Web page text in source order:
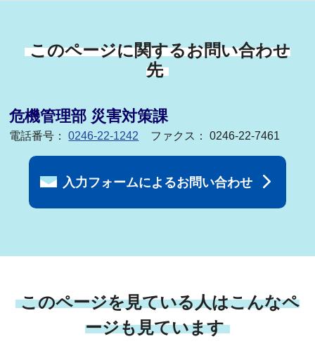
このページに関するお問い合わせ
先
危機管理部 災害対策課
電話番号：0246-22-1242 ファクス： 0246-22-7461
入力フォームによるお問い合わせ
このページを見ている人はこんなペ
ージも見ています